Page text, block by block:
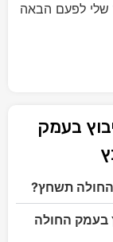
שלי לפעם הבאה
בעמק
החולה תשחץ?
בעמק החולה